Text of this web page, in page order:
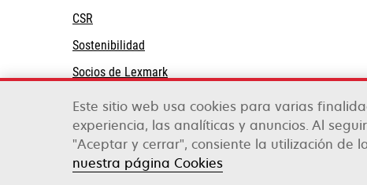
CSR
Sostenibilidad
Socios de Lexmark
Lexmark International, Inc., una compañía de
©2026 Todos los derechos reservados.
Este sitio web usa cookies para varias
experiencia, las analíticas y anuncios. Al
"Aceptar y cerrar", consiente la utilización de
nuestra página Cookies